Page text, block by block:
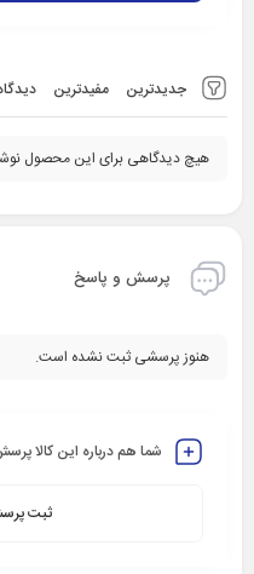
جدیدترین مفیدترین
هیچ دیدگاهی برای این محصول
پرسش و پاسخ
هنوز پرسشی ثبت نشده است.
شما هم درباره این کالا
ثبت